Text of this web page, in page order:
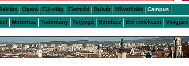
Opera EU-világ Életmód Bulvár Művelődés Campus
Motorház Tudomány Totyogó Bonifácz Élő emlékezet Világjáró